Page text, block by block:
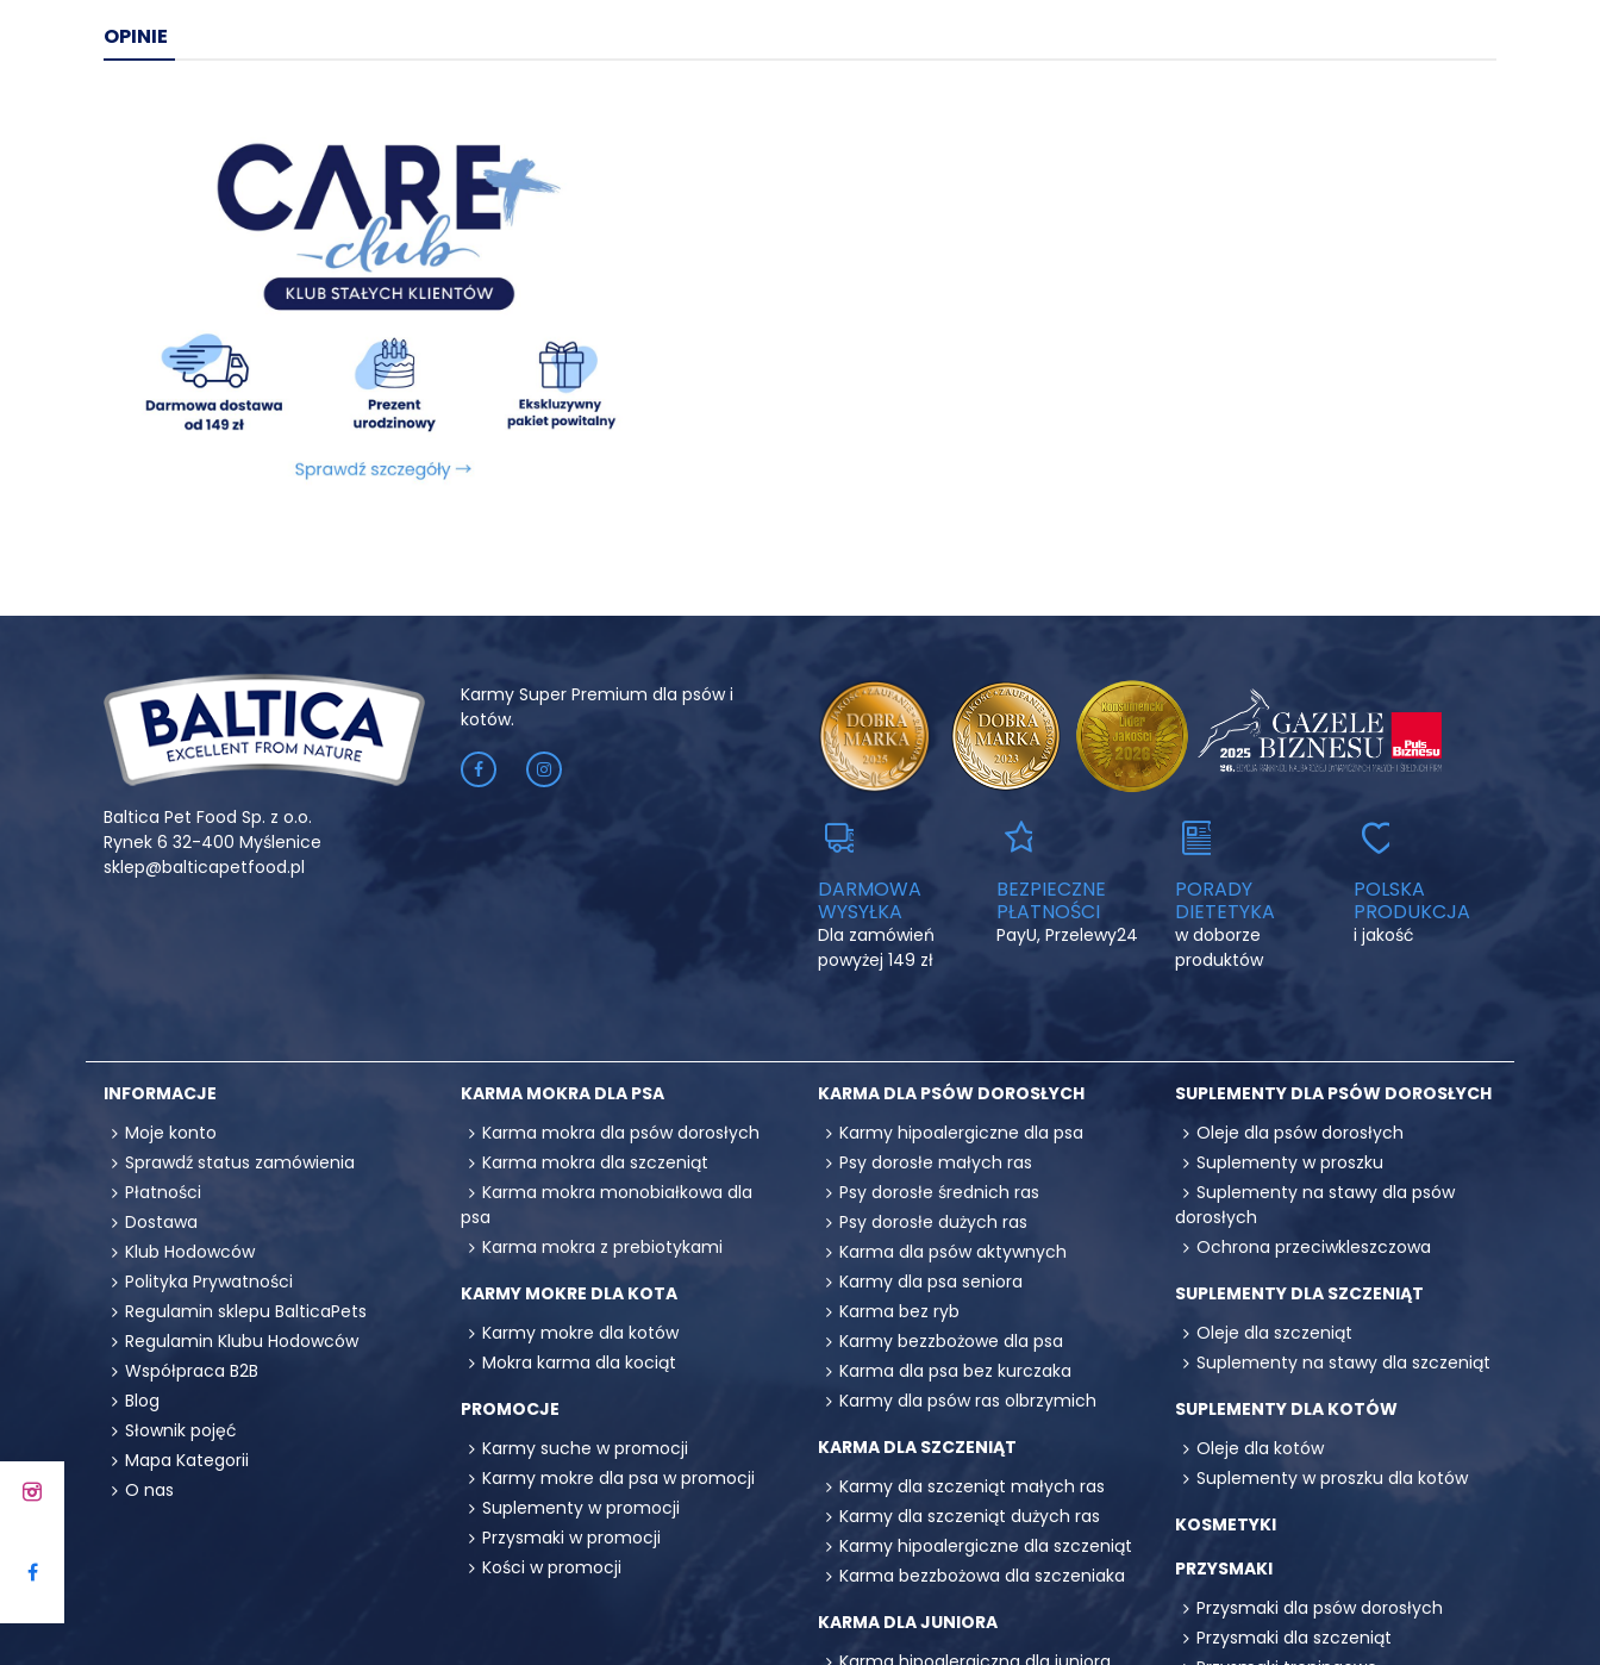
OPINIE
Baltica Pet Food Sp. z o.o.
Rynek 6 32-400 Myślenice
sklep@balticapetfood.pl
Karmy Super Premium dla psów i
kotów.
DARMOWA
WYSYŁKA
Dla zamówień
powyżej 149 zł
BEZPIECZNE
PŁATNOŚCI
PayU, Przelewy24
PORADY
DIETETYKA
w doborze
produktów
POLSKA
PRODUKCJA
i jakość
INFORMACJE
Moje konto
Sprawdź status zamówienia
Płatności
Dostawa
Klub Hodowców
Polityka Prywatności
Regulamin sklepu BalticaPets
Regulamin Klubu Hodowców
Współpraca B2B
Blog
Słownik pojęć
Mapa Kategorii
O nas
KARMA MOKRA DLA PSA
Karma mokra dla psów dorosłych
Karma mokra dla szczeniąt
Karma mokra monobiałkowa dla
psa
Karma mokra z prebiotykami
KARMY MOKRE DLA KOTA
Karmy mokre dla kotów
Mokra karma dla kociąt
PROMOCJE
Karmy suche w promocji
Karmy mokre dla psa w promocji
Suplementy w promocji
Przysmaki w promocji
Kości w promocji
KARMA DLA PSÓW DOROSŁYCH
Karmy hipoalergiczne dla psa
Psy dorosłe małych ras
Psy dorosłe średnich ras
Psy dorosłe dużych ras
Karma dla psów aktywnych
Karmy dla psa seniora
Karma bez ryb
Karmy bezzbożowe dla psa
Karma dla psa bez kurczaka
Karmy dla psów ras olbrzymich
KARMA DLA SZCZENIĄT
Karmy dla szczeniąt małych ras
Karmy dla szczeniąt dużych ras
Karmy hipoalergiczne dla szczeniąt
Karma bezzbożowa dla szczeniaka
KARMA DLA JUNIORA
SUPLEMENTY DLA PSÓW DOROSŁYCH
Oleje dla psów dorosłych
Suplementy w proszku
Suplementy na stawy dla psów
dorosłych
Ochrona przeciwkleszczowa
SUPLEMENTY DLA SZCZENIĄT
Oleje dla szczeniąt
Suplementy na stawy dla szczeniąt
SUPLEMENTY DLA KOTÓW
Oleje dla kotów
Suplementy w proszku dla kotów
KOSMETYKI
PRZYSMAKI
Przysmaki dla psów dorosłych
Przysmaki dla szczeniąt